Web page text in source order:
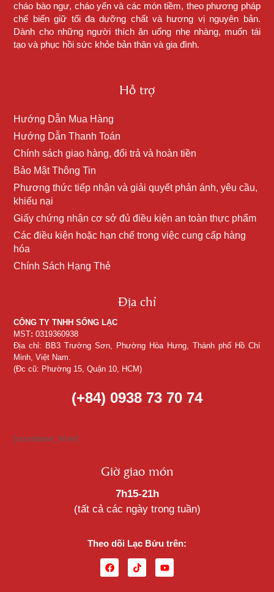
cháo bào ngư, cháo yến và các món tiềm, theo phương pháp
chế biến giữ tối đa dưỡng chất và hương vị nguyên bản.
Dành cho những người thích ăn uống nhẹ nhàng, muốn tái
tạo và phục hồi sức khỏe bản thân và gia đình.
Hỗ trợ
Hướng Dẫn Mua Hàng
Hướng Dẫn Thanh Toán
Chính sách giao hàng, đổi trả và hoàn tiền
Bảo Mật Thông Tin
Phương thức tiếp nhận và giải quyết phản ánh, yêu cầu,
khiếu nại
Giấy chứng nhận cơ sở đủ điều kiện an toàn thực phẩm
Các điều kiện hoặc hạn chế trong việc cung cấp hàng
hóa
Chính Sách Hạng Thẻ
Địa chỉ
CÔNG TY TNHH SỐNG LẠC
MST: 0319360938
Địa chỉ: BB3 Trường Sơn, Phường Hòa Hưng, Thành phố Hồ Chí
Minh, Việt Nam.
(Đc cũ: Phường 15, Quận 10, HCM)
(+84) 0938 73 70 74
[countdown_timer]
Giờ giao món
7h15-21h
(tất cả các ngày trong tuần)
Theo dõi Lạc Bửu trên: